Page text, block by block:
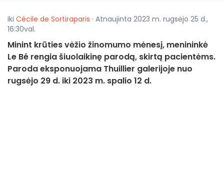
Iki Cécile de Sortiraparis · Atnaujinta 2023 m. rugsėjo 25 d.,
16:30val.
Minint krūties vėžio žinomumo mėnesį, menininkė
Le Bé rengia šiuolaikinę parodą, skirtą pacientėms.
Paroda eksponuojama Thuillier galerijoje nuo
rugsėjo 29 d. iki 2023 m. spalio 12 d.